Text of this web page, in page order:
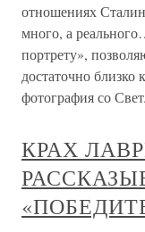
отношениях
много, а
портрету»,
достаточно
фотография со
КРАХ